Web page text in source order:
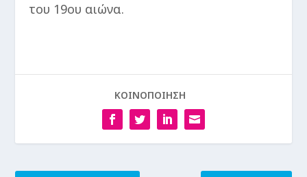
του 19ου αιώνα.
ΚΟΙΝΟΠΟΙΗΣΗ